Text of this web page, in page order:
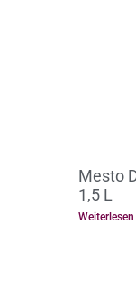
Mesto
1,5 L
Weiterlesen